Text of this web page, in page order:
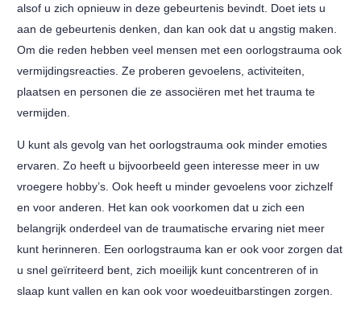
alsof u zich opnieuw in deze gebeurtenis bevindt. Doet iets u
aan de gebeurtenis denken, dan kan ook dat u angstig maken.
Om die reden hebben veel mensen met een oorlogstrauma ook
vermijdingsreacties. Ze proberen gevoelens, activiteiten,
plaatsen en personen die ze associëren met het trauma te
vermijden.
U kunt als gevolg van het oorlogstrauma ook minder emoties
ervaren. Zo heeft u bijvoorbeeld geen interesse meer in uw
vroegere hobby’s. Ook heeft u minder gevoelens voor zichzelf
en voor anderen. Het kan ook voorkomen dat u zich een
belangrijk onderdeel van de traumatische ervaring niet meer
kunt herinneren. Een oorlogstrauma kan er ook voor zorgen dat
u snel geïrriteerd bent, zich moeilijk kunt concentreren of in
slaap kunt vallen en kan ook voor woedeuitbarstingen zorgen.